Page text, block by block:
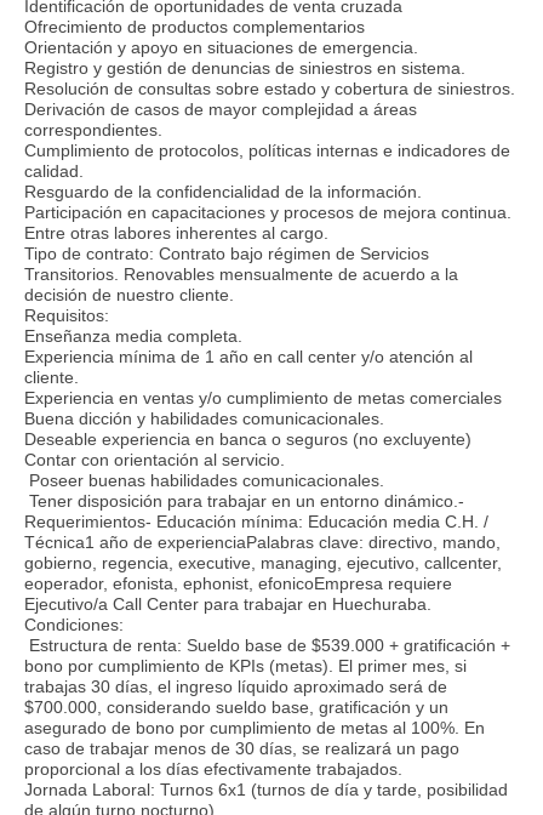
Identificación de oportunidades de venta cruzada
Ofrecimiento de productos complementarios
Orientación y apoyo en situaciones de emergencia.
Registro y gestión de denuncias de siniestros en sistema.
Resolución de consultas sobre estado y cobertura de siniestros.
Derivación de casos de mayor complejidad a áreas
correspondientes.
Cumplimiento de protocolos, políticas internas e indicadores de
calidad.
Resguardo de la confidencialidad de la información.
Participación en capacitaciones y procesos de mejora continua.
Entre otras labores inherentes al cargo.
Tipo de contrato: Contrato bajo régimen de Servicios
Transitorios. Renovables mensualmente de acuerdo a la
decisión de nuestro cliente.
Requisitos:
Enseñanza media completa.
Experiencia mínima de 1 año en call center y/o atención al
cliente.
Experiencia en ventas y/o cumplimiento de metas comerciales
Buena dicción y habilidades comunicacionales.
Deseable experiencia en banca o seguros (no excluyente)
Contar con orientación al servicio.
Poseer buenas habilidades comunicacionales.
Tener disposición para trabajar en un entorno dinámico.-
Requerimientos- Educación mínima: Educación media C.H. /
Técnica1 año de experienciaPalabras clave: directivo, mando,
gobierno, regencia, executive, managing, ejecutivo, callcenter,
eoperador, efonista, ephonist, efonicoEmpresa requiere
Ejecutivo/a Call Center para trabajar en Huechuraba.
Condiciones:
Estructura de renta: Sueldo base de $539.000 + gratificación +
bono por cumplimiento de KPIs (metas). El primer mes, si
trabajas 30 días, el ingreso líquido aproximado será de
$700.000, considerando sueldo base, gratificación y un
asegurado de bono por cumplimiento de metas al 100%. En
caso de trabajar menos de 30 días, se realizará un pago
proporcional a los días efectivamente trabajados.
Jornada Laboral: Turnos 6x1 (turnos de día y tarde, posibilidad
de algún turno nocturno)